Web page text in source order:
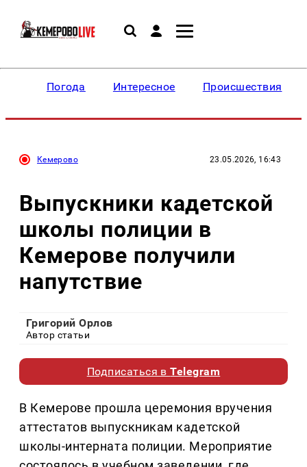
Погода Интересное Происшествия
Кемерово 23.05.2026, 16:43
Выпускники кадетской
школы полиции в
Кемерове получили
напутствие
Григорий Орлов
Автор статьи
Подписаться вTelegram
В Кемерове прошла церемония вручения
аттестатов выпускникам кадетской
школы-интерната полиции. Мероприятие